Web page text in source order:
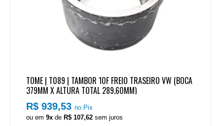
TOME | T089 | TAMBOR 10F FREIO TRASEIRO VW (BOCA
379MM X ALTURA TOTAL 289,60MM)
R$ 939,53no Pix
ou em9x de R$ 107,62 sem juros